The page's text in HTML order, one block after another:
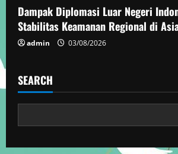
i
n
g
Dampak Diplomasi Luar Negeri
Stabilitas Keamanan Regional di
admin 03/08/2026
SEARCH